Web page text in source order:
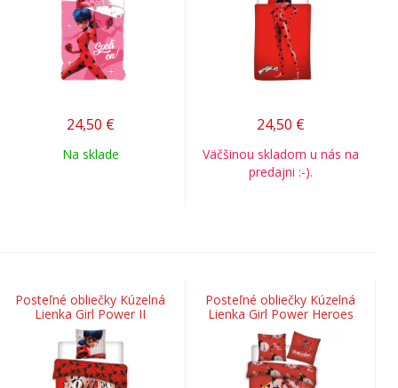
24,50 €
Na sklade
24,50 €
Väčšinou skladom u nás na
predajni :-).
Posteľné obliečky Kúzelná
Lienka Girl Power II
Posteľné obliečky Kúzelná
Lienka Girl Power Heroes